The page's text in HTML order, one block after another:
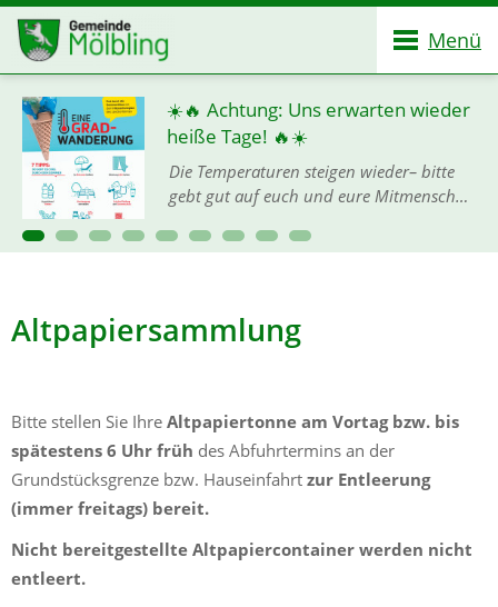
Menü
☀️🔥 Achtung: Uns erwarten wieder
heiße Tage! 🔥☀️
Die Temperaturen steigen wieder– bitte
gebt gut auf euch und eure Mitmenschen
spaßen! 🙏💦 Damit ihr gut und gesund
Altpapiersammlung
Bitte stellen Sie Ihre Altpapiertonne am Vortag bzw. bis
spätestens 6 Uhr früh des Abfuhrtermins an der
Grundstücksgrenze bzw. Hauseinfahrt zur Entleerung
(immer freitags) bereit.
Nicht bereitgestellte Altpapiercontainer werden nicht
entleert.
Altpapierabfuhr 2026